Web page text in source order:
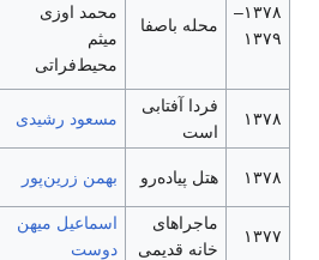
۱۳۷۸–
۱۳۷۹
محله باصفا
محمد اوزی
میثم
محیط‌فراتی
۱۳۷۸
فردا آفتابی
است
مسعود رشیدی
۱۳۷۸ هتل پیاده‌رو بهمن زرین‌پور
۱۳۷۷
ماجراهای
خانه قدیمی
اسماعیل میهن
دوست